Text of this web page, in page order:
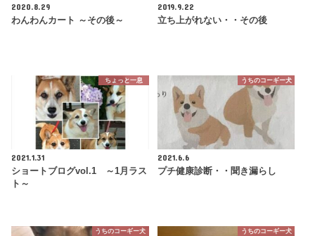
2020.8.29
わんわんカート ～その後～
2019.9.22
立ち上がれない・・その後
ちょっと一息
2021.1.31
ショートブログvol.1 ～1月ラス
ト～
うちのコーギー犬
2021.6.6
プチ健康診断・・聞き漏らし
うちのコーギー犬 うちのコーギー犬